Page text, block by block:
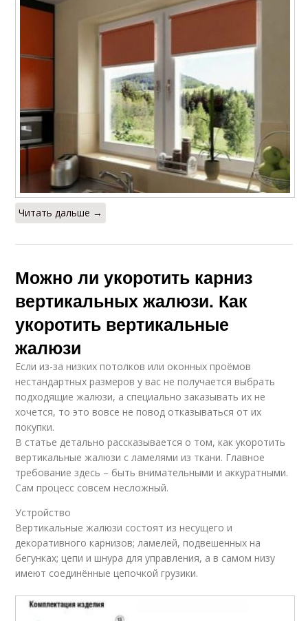
Читать дальше →
Можно ли укоротить карниз
вертикальных жалюзи. Как
укоротить вертикальные
жалюзи
Если из-за низких потолков или оконных проёмов
нестандартных размеров у вас не получается выбрать
подходящие жалюзи, а специально заказывать их не
хочется, то это вовсе не повод отказываться от их
покупки.
В статье детально рассказывается о том, как укоротить
вертикальные жалюзи с ламелями из ткани. Главное
требование здесь – быть внимательными и аккуратными.
Сам процесс совсем несложный.
Устройство
Вертикальные жалюзи состоят из несущего и
декоративного карнизов; ламелей, подвешенных на
бегунках; цепи и шнура для управления, а в самом низу
имеют соединённые цепочкой грузики.